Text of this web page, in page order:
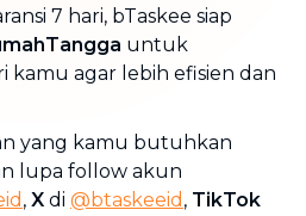
7 hari, bTaskee siap
untuk
agar lebih efisien dan
yang kamu butuhkan
lupa follow akun
, X di @btaskeeid , TikTok